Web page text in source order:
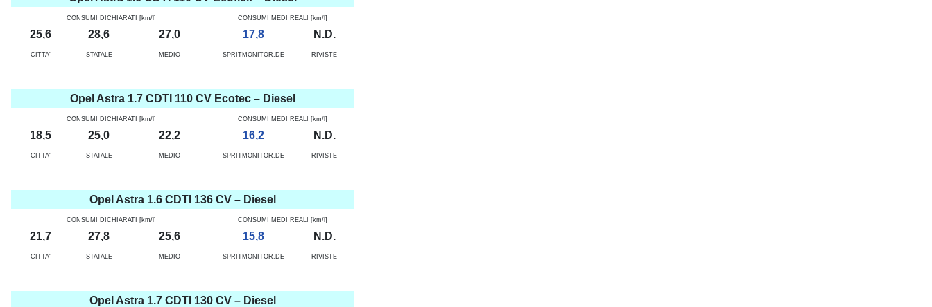
CONSUMI DICHIARATI [km/l] CONSUMI MEDI REALI [km/l]
25,6 28,6 27,0 17,8 N.D.
CITTA' STATALE MEDIO SPRITMONITOR.DE RIVISTE
Opel Astra 1.7 CDTI 110 CV Ecotec – Diesel
CONSUMI DICHIARATI [km/l] CONSUMI MEDI REALI [km/l]
18,5 25,0 22,2 16,2 N.D.
CITTA' STATALE MEDIO SPRITMONITOR.DE RIVISTE
Opel Astra 1.6 CDTI 136 CV – Diesel
CONSUMI DICHIARATI [km/l] CONSUMI MEDI REALI [km/l]
21,7 27,8 25,6 15,8 N.D.
CITTA' STATALE MEDIO SPRITMONITOR.DE RIVISTE
Opel Astra 1.7 CDTI 130 CV – Diesel